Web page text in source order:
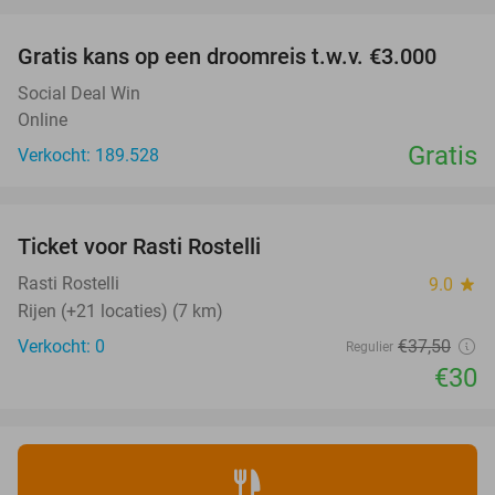
Gratis kans op een droomreis t.w.v. €3.000
Social Deal Win
Online
Verkocht: 189.528
Gratis
TODAY
Ticket voor Rasti Rostelli
Rasti Rostelli 9.0 star
Rijen (+21 locaties) (7 km)
Verkocht: 0
Regulier €37,50
€30